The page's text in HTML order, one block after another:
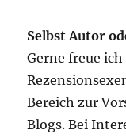
Selbst Autor
Gerne freue
Bereich zur
Blogs. Bei